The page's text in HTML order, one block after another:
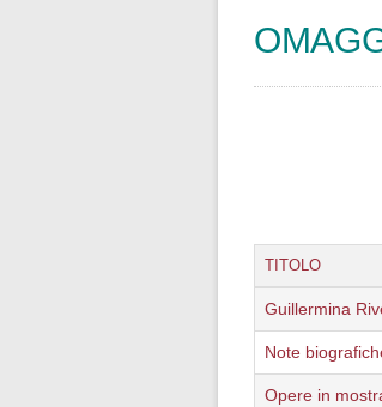
TITOLO
Guillermina
Note
Opere in